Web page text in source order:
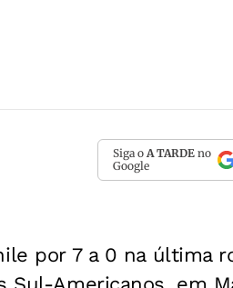
Siga o A TARDE no
Google
por 7 a 0 na última